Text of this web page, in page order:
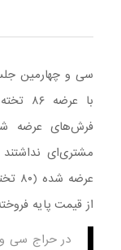
مشتری‌ای
از قیمت پایه